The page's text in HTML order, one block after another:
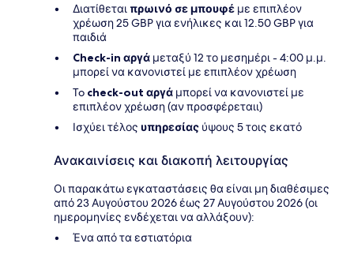
Διατίθεταιπρωινό σε μπουφέ με επιπλέον
χρέωση 25 GBP για ενήλικες και 12.50 GBP για
παιδιά
Check-in αργά μεταξύ 12 το μεσημέρι - 4:00 μ.μ.
μπορεί να κανονιστεί με επιπλέον χρέωση
To check-out αργά μπορεί να κανονιστεί με
επιπλέον χρέωση (αν προσφέρεταιι)
Ισχύει τέλος υπηρεσίας ύψους 5 τοις εκατό
Ανακαινίσεις και διακοπή λειτουργίας
Οι παρακάτω εγκαταστάσεις θα είναι μη διαθέσιμες
από 23 Αυγούστου 2026 έως 27 Αυγούστου 2026 (οι
ημερομηνίες ενδέχεται να αλλάξουν):
Ένα από τα εστιατόρια